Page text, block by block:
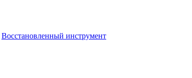
Восстановленный инструмент